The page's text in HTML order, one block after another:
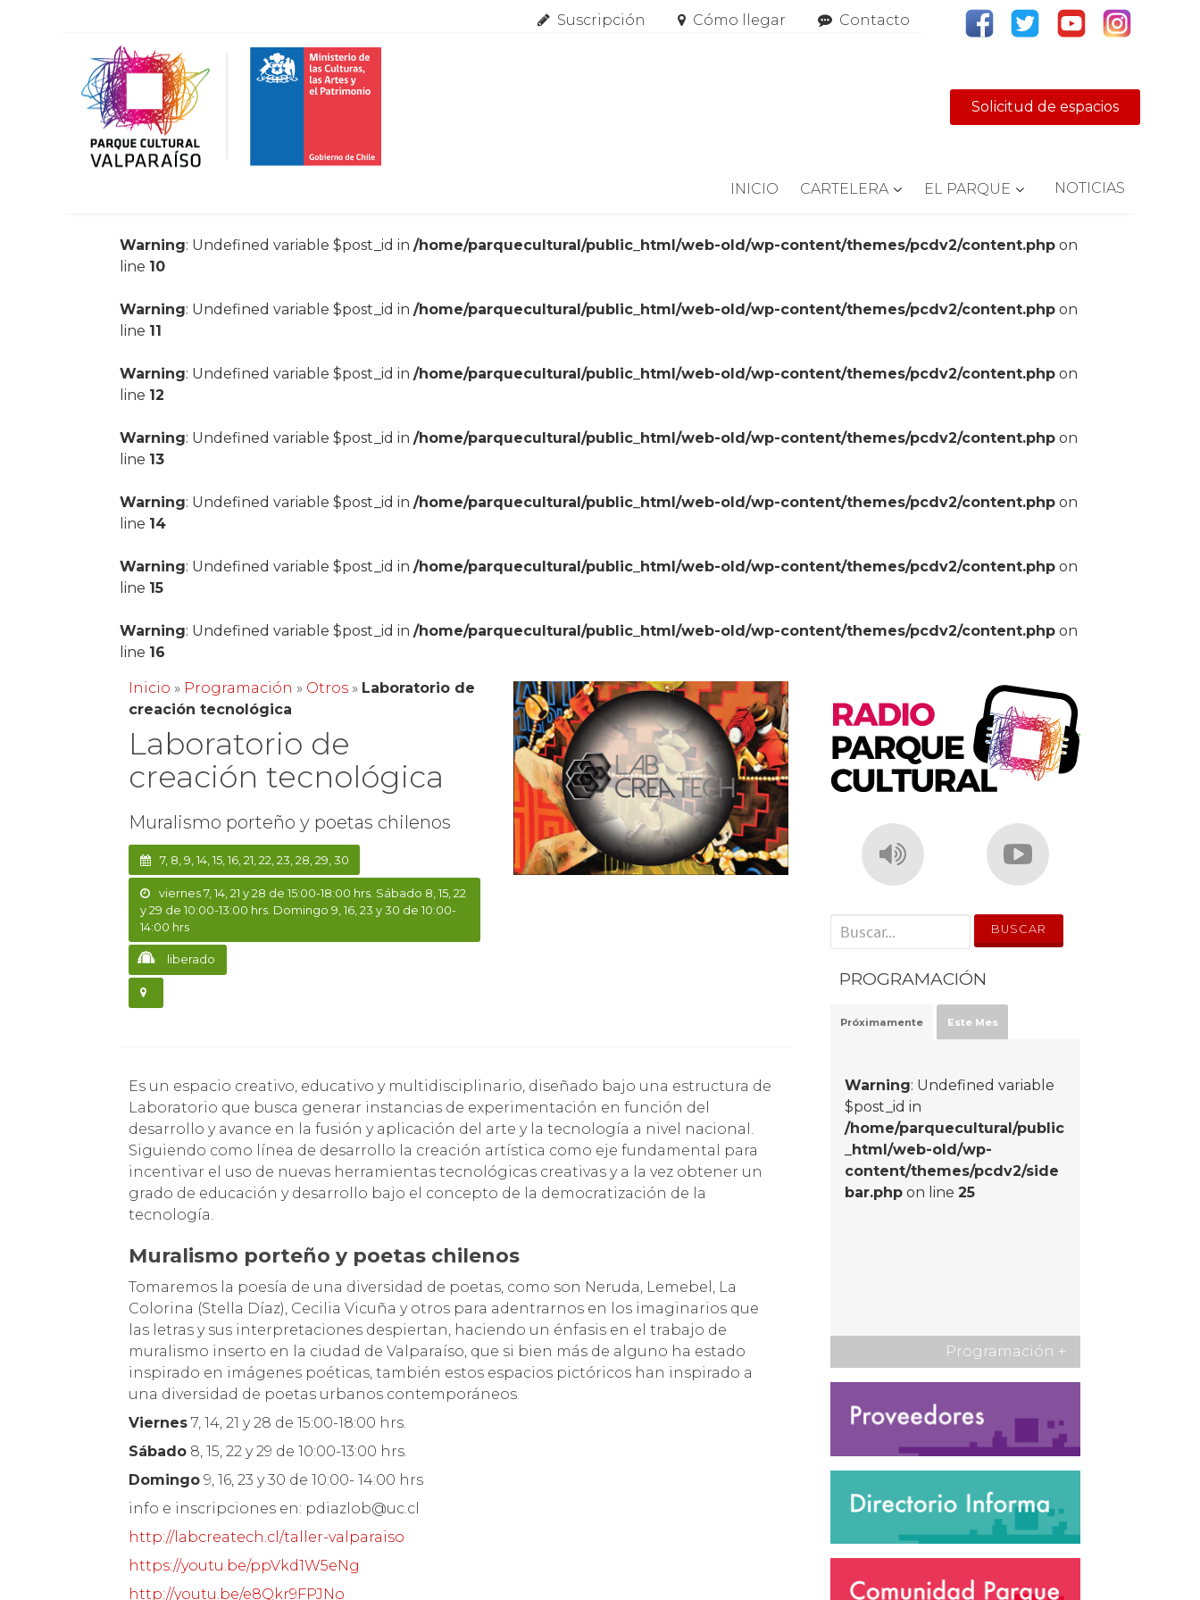
Suscripción Cómo llegar Contacto
Solicitud de espacios
INICIO CARTELERA EL PARQUE NOTICIAS
Warning: Undefined variable $post_id in/home/parquecultural/public_html/web-old/wp-content/themes/pcdv2/content.php on
line 10
Warning: Undefined variable $post_id in/home/parquecultural/public_html/web-old/wp-content/themes/pcdv2/content.php on
line 11
Warning: Undefined variable $post_id in/home/parquecultural/public_html/web-old/wp-content/themes/pcdv2/content.php on
line 12
Warning: Undefined variable $post_id in/home/parquecultural/public_html/web-old/wp-content/themes/pcdv2/content.php on
line 13
Warning: Undefined variable $post_id in/home/parquecultural/public_html/web-old/wp-content/themes/pcdv2/content.php on
line 14
Warning: Undefined variable $post_id in/home/parquecultural/public_html/web-old/wp-content/themes/pcdv2/content.php on
line 15
Warning: Undefined variable $post_id in/home/parquecultural/public_html/web-old/wp-content/themes/pcdv2/content.php on
line 16
Inicio » Programación » Otros » Laboratorio de
creación tecnológica
Laboratorio de
creación tecnológica
Muralismo porteño y poetas chilenos
7, 8, 9, 14, 15, 16, 21, 22, 23, 28, 29, 30
viernes 7, 14, 21 y 28 de 15:00-18:00 hrs. Sábado 8, 15, 22
y 29 de 10:00-13:00 hrs. Domingo 9, 16, 23 y 30 de 10:00-
14:00 hrs
liberado
Es un espacio creativo, educativo y multidisciplinario, diseñado bajo una estructura de
Laboratorio que busca generar instancias de experimentación en función del
desarrollo y avance en la fusión y aplicación del arte y la tecnología a nivel nacional.
Siguiendo como línea de desarrollo la creación artística como eje fundamental para
incentivar el uso de nuevas herramientas tecnológicas creativas y a la vez obtener un
grado de educación y desarrollo bajo el concepto de la democratización de la
tecnología.
Muralismo porteño y poetas chilenos
Tomaremos la poesía de una diversidad de poetas, como son Neruda, Lemebel, La
Colorina (Stella Díaz), Cecilia Vicuña y otros para adentrarnos en los imaginarios que
las letras y sus interpretaciones despiertan, haciendo un énfasis en el trabajo de
muralismo inserto en la ciudad de Valparaíso, que si bien más de alguno ha estado
inspirado en imágenes poéticas, también estos espacios pictóricos han inspirado a
una diversidad de poetas urbanos contemporáneos.
Viernes 7, 14, 21 y 28 de 15:00-18:00 hrs.
Sábado 8, 15, 22 y 29 de 10:00-13:00 hrs.
Domingo 9, 16, 23 y 30 de 10:00- 14:00 hrs
info e inscripciones en: pdiazlob@uc.cl
http://labcreatech.cl/taller-valparaiso
https://youtu.be/ppVkd1W5eNg
http://youtu.be/e8Qkr9FPJNo
' . __('Search for:') . '
PROGRAMACIÓN
Próximamente Este Mes
Warning: Undefined variable
$post_id in
/home/parquecultural/public
_html/web-old/wp-
content/themes/pcdv2/side
bar.php on line25
Programación +